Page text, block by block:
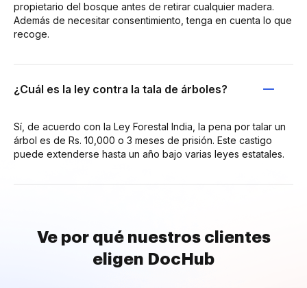
propietario del bosque antes de retirar cualquier madera.
Además de necesitar consentimiento, tenga en cuenta lo que
recoge.
¿Cuál es la ley contra la tala de árboles?
Sí, de acuerdo con la Ley Forestal India, la pena por talar un
árbol es de Rs. 10,000 o 3 meses de prisión. Este castigo
puede extenderse hasta un año bajo varias leyes estatales.
Ve por qué nuestros clientes
eligen DocHub